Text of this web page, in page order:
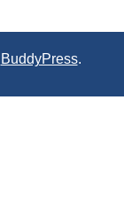
BuddyPress.